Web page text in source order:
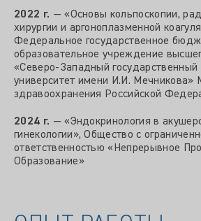
2022 г. — «Основы кольпоскопии,
хирургии и аргоноплазменной
Федеральное государственное
образовательное учреждение
«Северо‑Западный
университет имени И.И. Мечникова»
здравоохранения Российской
2024 г. — «Эндокринология в
гинекологии», Общество с
ответственностью «Непрерывное
Образование»